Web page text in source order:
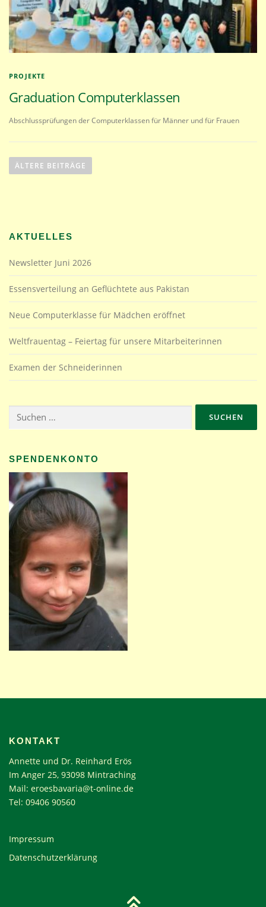
PROJEKTE
Graduation Computerklassen
Abschlussprüfungen der Computerklassen für Männer und für Frauen
e
g
s
n
a
v
i
g
a
t
i
ÄLTERE BEITRÄGE
AKTUELLES
Newsletter Juni 2026
Essensverteilung an Geflüchtete aus Pakistan
Neue Computerklasse für Mädchen eröffnet
Weltfrauentag – Feiertag für unsere Mitarbeiterinnen
Examen der Schneiderinnen
nach:
SPENDENKONTO
KONTAKT
Annette und Dr. Reinhard Erös
Im Anger 25, 93098 Mintraching
Mail: eroesbavaria@t-online.de
Tel: 09406 90560
Impressum
Datenschutzerklärung